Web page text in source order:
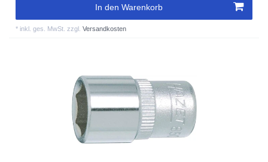
In den Warenkorb
* inkl. ges. MwSt. zzgl.Versandkosten